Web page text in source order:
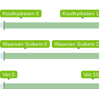
Koolhydraten 0 Koolhydraten
Waarvan Suikers 0 Waarvan Suikers
Vet 0 Vet